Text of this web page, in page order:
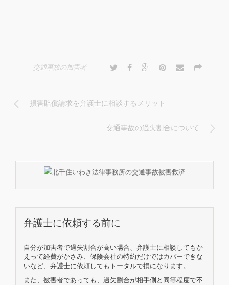
交通事故の加害者
損害賠償請求を弁護士に相談するメリット
交通事故の過失割合について
弁護士に依頼する前に
自分が加害者で過失割合が高い場合、弁護士に相談してもか
えって経費がかさみ、保険会社の特約だけではカバーできな
いなど、弁護士に依頼してもトータルで損になります。
また、被害者であっても、過失割合が相手側と同等程度で不